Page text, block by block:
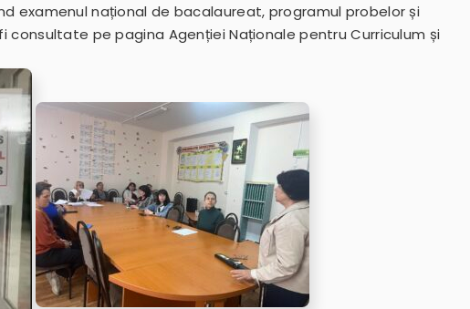
examenul național de bacalaureat, programul probelor și
consultate pe pagina Agenției Naționale pentru Curriculum și